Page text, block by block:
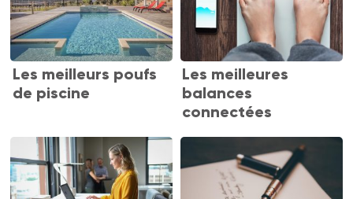
Les meilleurs poufs
de piscine
Les meilleures
balances
connectées